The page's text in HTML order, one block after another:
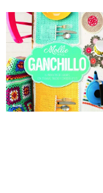
Comenzar a vender
Ayuda